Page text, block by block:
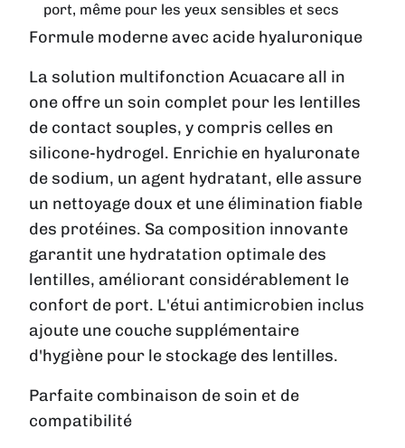
port, même pour les yeux sensibles et secs
Formule moderne avec acide hyaluronique
La solution multifonction Acuacare all in
one offre un soin complet pour les lentilles
de contact souples, y compris celles en
silicone-hydrogel. Enrichie en hyaluronate
de sodium, un agent hydratant, elle assure
un nettoyage doux et une élimination fiable
des protéines. Sa composition innovante
garantit une hydratation optimale des
lentilles, améliorant considérablement le
confort de port. L'étui antimicrobien inclus
ajoute une couche supplémentaire
d'hygiène pour le stockage des lentilles.
Parfaite combinaison de soin et de
compatibilité